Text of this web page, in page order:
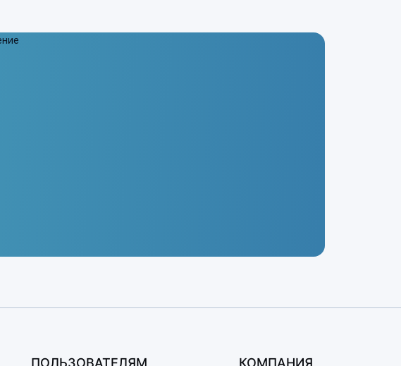
ПОЛЬЗОВАТЕЛЯМ КОМПАНИЯ